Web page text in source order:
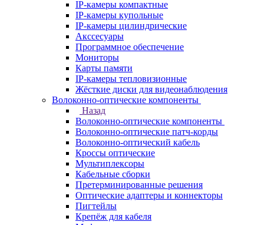
IP-камеры компактные
IP-камеры купольные
IP-камеры цилиндрические
Акссесуары
Программное обеспечение
Мониторы
Карты памяти
IP-камеры тепловизионные
Жёсткие диски для видеонаблюдения
Волоконно-оптические компоненты
Назад
Волоконно-оптические компоненты
Волоконно-оптические патч-корды
Волоконно-оптический кабель
Кроссы оптические
Мультиплексоры
Кабельные сборки
Претерминированные решения
Оптические адаптеры и коннекторы
Пигтейлы
Крепёж для кабеля